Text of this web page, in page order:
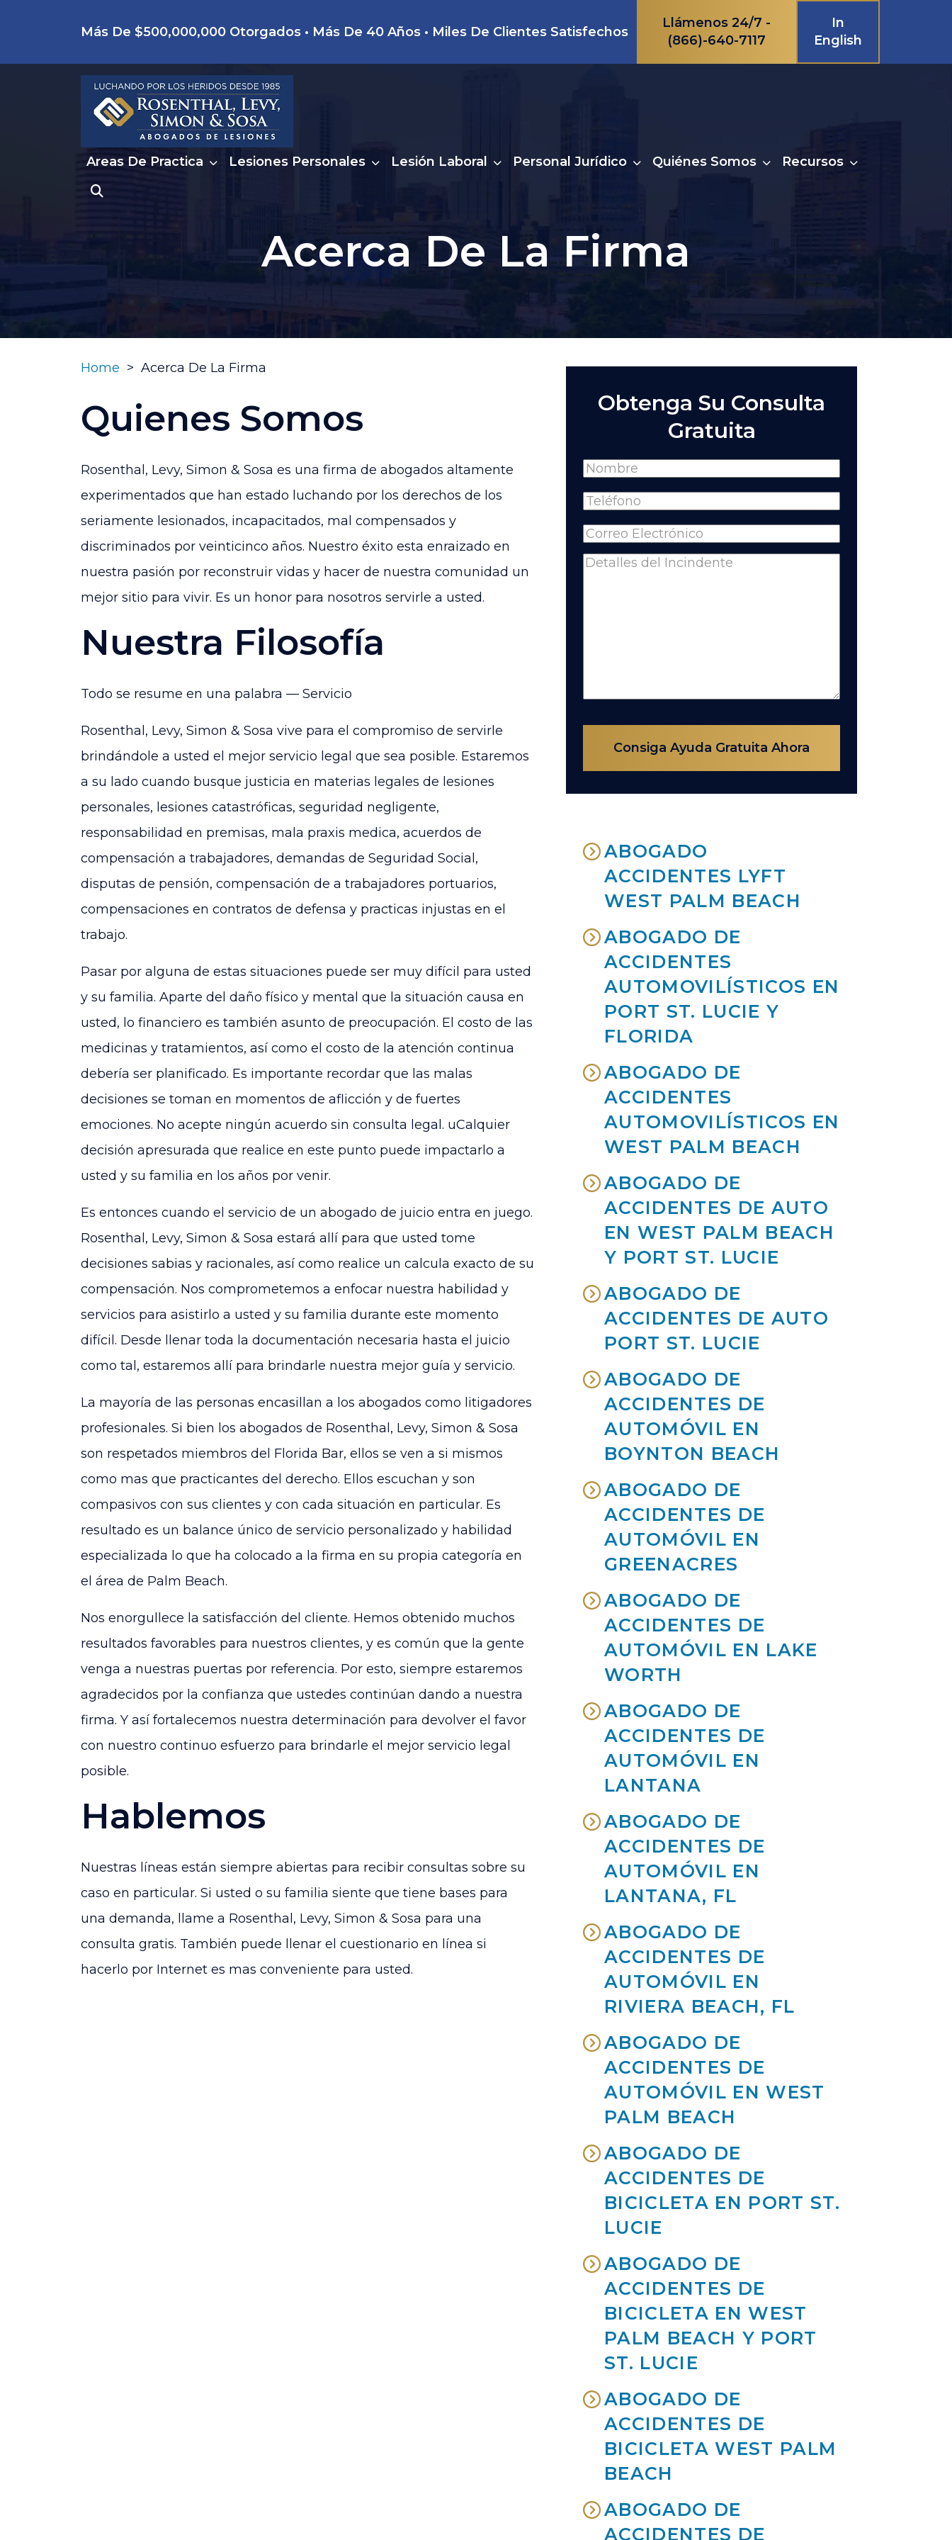
content
Más De $500,000,000 Otorgados • Más De 40 Años • Miles De Clientes Satisfechos
Llámenos 24/7 -
(866)-640-7117
In
English
Areas De Practica Lesiones Personales Lesión Laboral Personal Jurídico Quiénes Somos Recursos
Acerca De La Firma
Home > Acerca De La Firma
Quienes Somos
Rosenthal, Levy, Simon & Sosa es una firma de abogados altamente
experimentados que han estado luchando por los derechos de los
seriamente lesionados, incapacitados, mal compensados y
discriminados por veinticinco años. Nuestro éxito esta enraizado en
nuestra pasión por reconstruir vidas y hacer de nuestra comunidad un
mejor sitio para vivir. Es un honor para nosotros servirle a usted.
Nuestra Filosofía
Todo se resume en una palabra — Servicio
Rosenthal, Levy, Simon & Sosa vive para el compromiso de servirle
brindándole a usted el mejor servicio legal que sea posible. Estaremos
a su lado cuando busque justicia en materias legales de lesiones
personales, lesiones catastróficas, seguridad negligente,
responsabilidad en premisas, mala praxis medica, acuerdos de
compensación a trabajadores, demandas de Seguridad Social,
disputas de pensión, compensación de a trabajadores portuarios,
compensaciones en contratos de defensa y practicas injustas en el
trabajo.
Pasar por alguna de estas situaciones puede ser muy difícil para usted
y su familia. Aparte del daño físico y mental que la situación causa en
usted, lo financiero es también asunto de preocupación. El costo de las
medicinas y tratamientos, así como el costo de la atención continua
debería ser planificado. Es importante recordar que las malas
decisiones se toman en momentos de aflicción y de fuertes
emociones. No acepte ningún acuerdo sin consulta legal. uCalquier
decisión apresurada que realice en este punto puede impactarlo a
usted y su familia en los años por venir.
Es entonces cuando el servicio de un abogado de juicio entra en juego.
Rosenthal, Levy, Simon & Sosa estará allí para que usted tome
decisiones sabias y racionales, así como realice un calcula exacto de su
compensación. Nos comprometemos a enfocar nuestra habilidad y
servicios para asistirlo a usted y su familia durante este momento
difícil. Desde llenar toda la documentación necesaria hasta el juicio
como tal, estaremos allí para brindarle nuestra mejor guía y servicio.
La mayoría de las personas encasillan a los abogados como litigadores
profesionales. Si bien los abogados de Rosenthal, Levy, Simon & Sosa
son respetados miembros del Florida Bar, ellos se ven a si mismos
como mas que practicantes del derecho. Ellos escuchan y son
compasivos con sus clientes y con cada situación en particular. Es
resultado es un balance único de servicio personalizado y habilidad
especializada lo que ha colocado a la firma en su propia categoría en
el área de Palm Beach.
Nos enorgullece la satisfacción del cliente. Hemos obtenido muchos
resultados favorables para nuestros clientes, y es común que la gente
venga a nuestras puertas por referencia. Por esto, siempre estaremos
agradecidos por la confianza que ustedes continúan dando a nuestra
firma. Y así fortalecemos nuestra determinación para devolver el favor
con nuestro continuo esfuerzo para brindarle el mejor servicio legal
posible.
Hablemos
Nuestras líneas están siempre abiertas para recibir consultas sobre su
caso en particular. Si usted o su familia siente que tiene bases para
una demanda, llame a Rosenthal, Levy, Simon & Sosa para una
consulta gratis. También puede llenar el cuestionario en línea si
hacerlo por Internet es mas conveniente para usted.
Obtenga Su Consulta
Gratuita
Name(Required)
Full
Phone(Required)
Email(Required)
Comments(Required)
Consiga Ayuda Gratuita Ahora
ABOGADO
ACCIDENTES LYFT
WEST PALM BEACH
ABOGADO DE
ACCIDENTES
AUTOMOVILÍSTICOS EN
PORT ST. LUCIE Y
FLORIDA
ABOGADO DE
ACCIDENTES
AUTOMOVILÍSTICOS EN
WEST PALM BEACH
ABOGADO DE
ACCIDENTES DE AUTO
EN WEST PALM BEACH
Y PORT ST. LUCIE
ABOGADO DE
ACCIDENTES DE AUTO
PORT ST. LUCIE
ABOGADO DE
ACCIDENTES DE
AUTOMÓVIL EN
BOYNTON BEACH
ABOGADO DE
ACCIDENTES DE
AUTOMÓVIL EN
GREENACRES
ABOGADO DE
ACCIDENTES DE
AUTOMÓVIL EN LAKE
WORTH
ABOGADO DE
ACCIDENTES DE
AUTOMÓVIL EN
LANTANA
ABOGADO DE
ACCIDENTES DE
AUTOMÓVIL EN
LANTANA, FL
ABOGADO DE
ACCIDENTES DE
AUTOMÓVIL EN
RIVIERA BEACH, FL
ABOGADO DE
ACCIDENTES DE
AUTOMÓVIL EN WEST
PALM BEACH
ABOGADO DE
ACCIDENTES DE
BICICLETA EN PORT ST.
LUCIE
ABOGADO DE
ACCIDENTES DE
BICICLETA EN WEST
PALM BEACH Y PORT
ST. LUCIE
ABOGADO DE
ACCIDENTES DE
BICICLETA WEST PALM
BEACH
ABOGADO DE
ACCIDENTES DE